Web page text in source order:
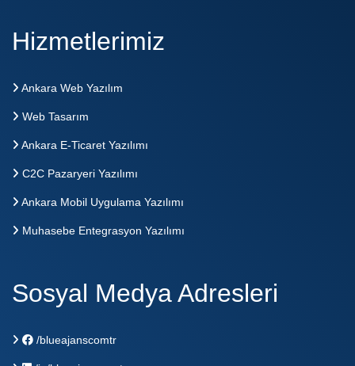
Hizmetlerimiz
Ankara Web Yazılım
Web Tasarım
Ankara E-Ticaret Yazılımı
C2C Pazaryeri Yazılımı
Ankara Mobil Uygulama Yazılımı
Muhasebe Entegrasyon Yazılımı
Sosyal Medya Adresleri
/blueajanscomtr